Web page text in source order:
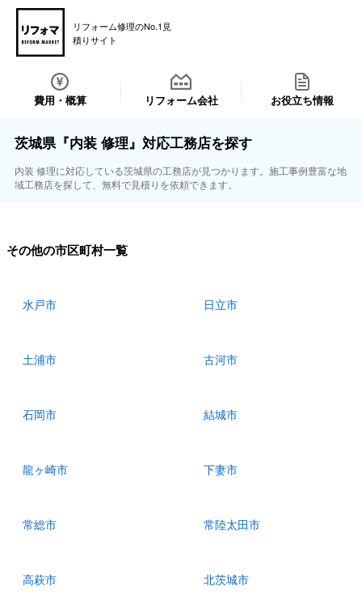
リフォーム修理のNo.1見
積りサイト
費用・概算 リフォーム会社 お役立ち情報
茨城県『内装 修理』対応工務店を探す
内装 修理に対応している茨城県の工務店が見つかります。施工事例豊富な地
域工務店を探して、無料で見積りを依頼できます。
その他の市区町村一覧
水戸市 日立市
土浦市 古河市
石岡市 結城市
龍ヶ崎市 下妻市
常総市 常陸太田市
高萩市 北茨城市